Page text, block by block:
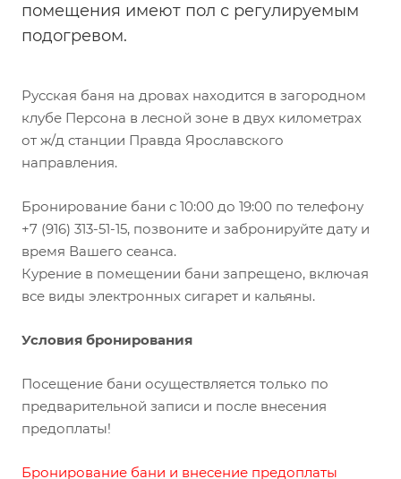
помещения имеют пол с регулируемым
подогревом.
Русская баня на дровах находится в загородном
клубе Персона в лесной зоне в двух километрах
от ж/д станции Правда Ярославского
направления.
Бронирование бани с 10:00 до 19:00 по телефону
+7 (916) 313-51-15, позвоните и забронируйте дату и
время Вашего сеанса.
Курение в помещении бани запрещено, включая
все виды электронных сигарет и кальяны.
Условия бронирования
Посещение бани осуществляется только по
предварительной записи и после внесения
предоплаты!
Бронирование бани и внесение предоплаты